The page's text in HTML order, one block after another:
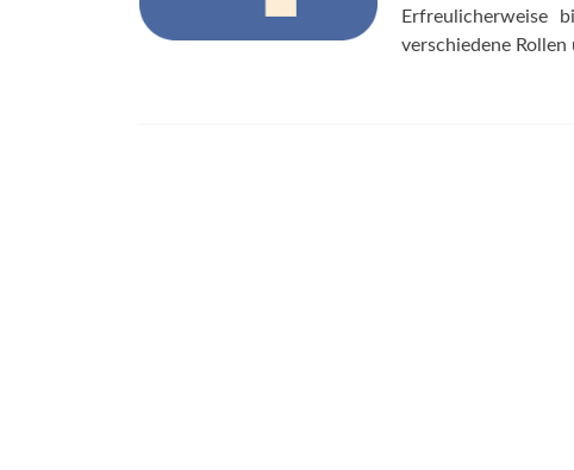
Erfreulicherweise
verschiedene Rollen